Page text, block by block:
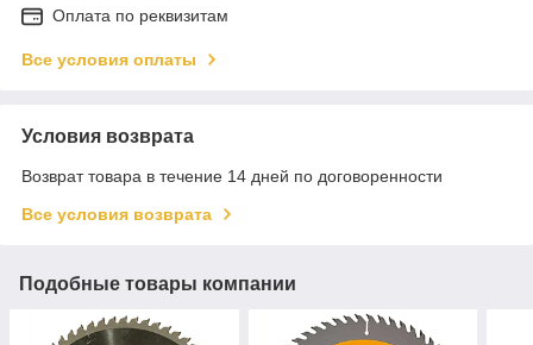
Оплата по реквизитам
Все условия оплаты
Условия возврата
Возврат товара в течение 14 дней по договоренности
Все условия возврата
Подобные товары компании